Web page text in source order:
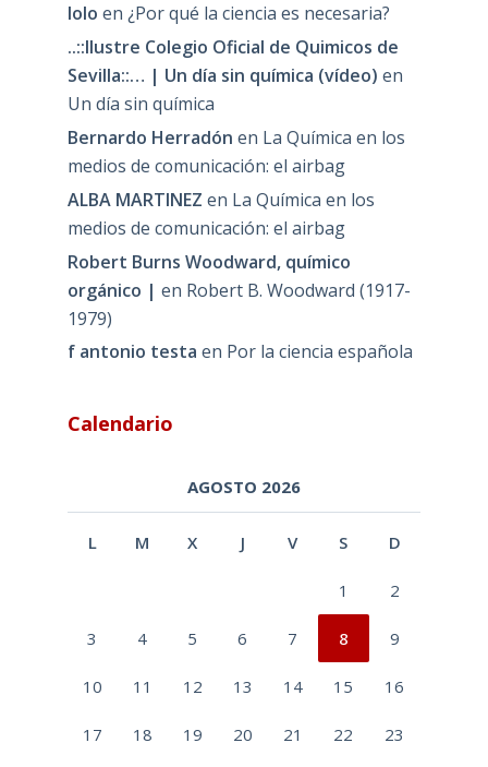
lolo en ¿Por qué la ciencia es necesaria?
..::Ilustre Colegio Oficial de Quimicos de
Sevilla::… | Un día sin química (vídeo) en
Un día sin química
Bernardo Herradón en La Química en los
medios de comunicación: el airbag
ALBA MARTINEZ en La Química en los
medios de comunicación: el airbag
Robert Burns Woodward, químico
orgánico | en Robert B. Woodward (1917-
1979)
f antonio testa en Por la ciencia española
Calendario
AGOSTO 2026
L M X J V S D
1 2
3 4 5 6 7 8 9
10 11 12 13 14 15 16
17 18 19 20 21 22 23